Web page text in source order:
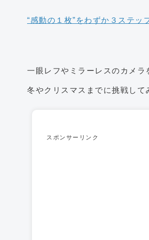
“感動の１枚”をわずか３ステ
一眼レフやミラーレスのカメ
冬やクリスマスまでに挑戦して
スポンサーリンク